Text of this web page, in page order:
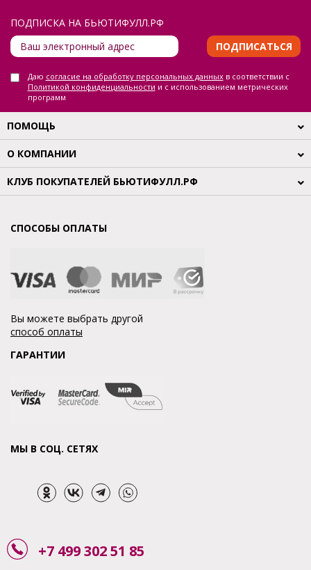
ПОДПИСКА НА БЬЮТИФУЛЛ.РФ
ПОДПИСАТЬСЯ
Даю согласие на обработку персональных данныхв соответствии с
Политикой конфиденциальности и с использованием метрических
программ
ПОМОЩЬ
О КОМПАНИИ
КЛУБ ПОКУПАТЕЛЕЙ БЬЮТИФУЛЛ.РФ
СПОСОБЫ ОПЛАТЫ
Вы можете выбрать другой
способ оплаты
ГАРАНТИИ
МЫ В СОЦ. СЕТЯХ
+7 499 302 51 85